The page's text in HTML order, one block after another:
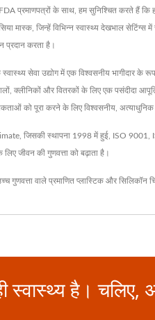
प्रमाणपत्रों के साथ, हम सुनिश्चित करते हैं कि
मास्क, जिन्हें विभिन्न स्वास्थ्य देखभाल सेटिंग्स
प्रदान करता है।
स्वास्थ्य सेवा उद्योग में एक विश्वसनीय भागीदार के
क्लीनिकों और वितरकों के लिए एक पसंदीदा
को पूरा करने के लिए विश्वसनीय, अत्याधुनिक
जिसकी स्थापना 1998 में हुई, ISO 9001,
लिए जीवन की गुणवत्ता को बढ़ाता है।
गुणवत्ता वाले प्रमाणित प्लास्टिक और सिलिकॉन
स्वास्थ्य है। चलिए,